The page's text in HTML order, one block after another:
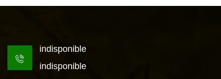
indisponible
indisponible